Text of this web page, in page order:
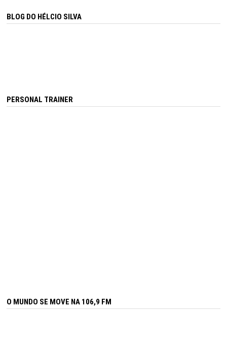
BLOG DO HÉLCIO SILVA
PERSONAL TRAINER
O MUNDO SE MOVE NA 106,9 FM